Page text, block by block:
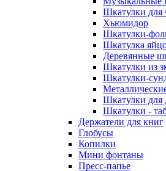
Шкатулки для
Хьюмидор
Шкатулки-
Шкатулка
Деревянные
Шкатулки из
Шкатулки-
Шкатулки для
Шкатулки -
Держатели для книг
Глобусы
Копилки
Мини фонтаны
Пресс-папье